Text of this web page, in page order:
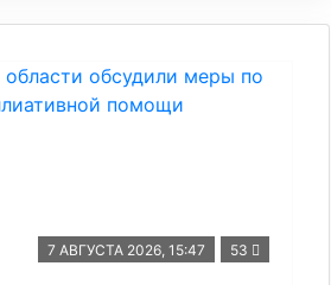
7 АВГУСТА 2026, 15:47 53